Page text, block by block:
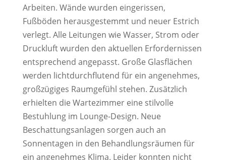
Arbeiten. Wände wurden eingerissen,
Fußböden herausgestemmt und neuer Estrich
verlegt. Alle Leitungen wie Wasser, Strom oder
Druckluft wurden den aktuellen Erfordernissen
entsprechend angepasst. Große Glasflächen
werden lichtdurchflutend für ein angenehmes,
großzügiges Raumgefühl stehen. Zusätzlich
erhielten die Wartezimmer eine stilvolle
Bestuhlung im Lounge-Design. Neue
Beschattungsanlagen sorgen auch an
Sonnentagen in den Behandlungsräumen für
ein angenehmes Klima. Leider konnten nicht